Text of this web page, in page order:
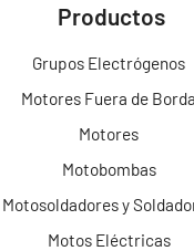
Productos
Grupos Electrógenos
Motores Fuera de Borda
Motores
Motobombas
Motosoldadores y
Motos Eléctricas